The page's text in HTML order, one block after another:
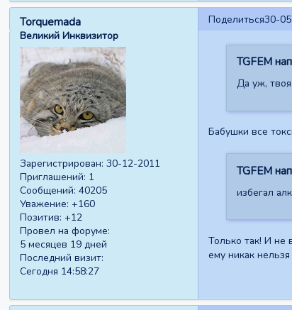
Поделиться30-
Torquemada
Великий Инквизитор
Зарегистрирован: 30-12-2011
Приглашений: 1
Сообщений: 40205
Уважение: +160
Позитив: +12
Провел на форуме:
5 месяцев 19 дней
Последний визит:
Сегодня 14:58:27
TGFEM
Да уж,
Бабушки все
TGFEM
избегал
Только так! И не
ему никак